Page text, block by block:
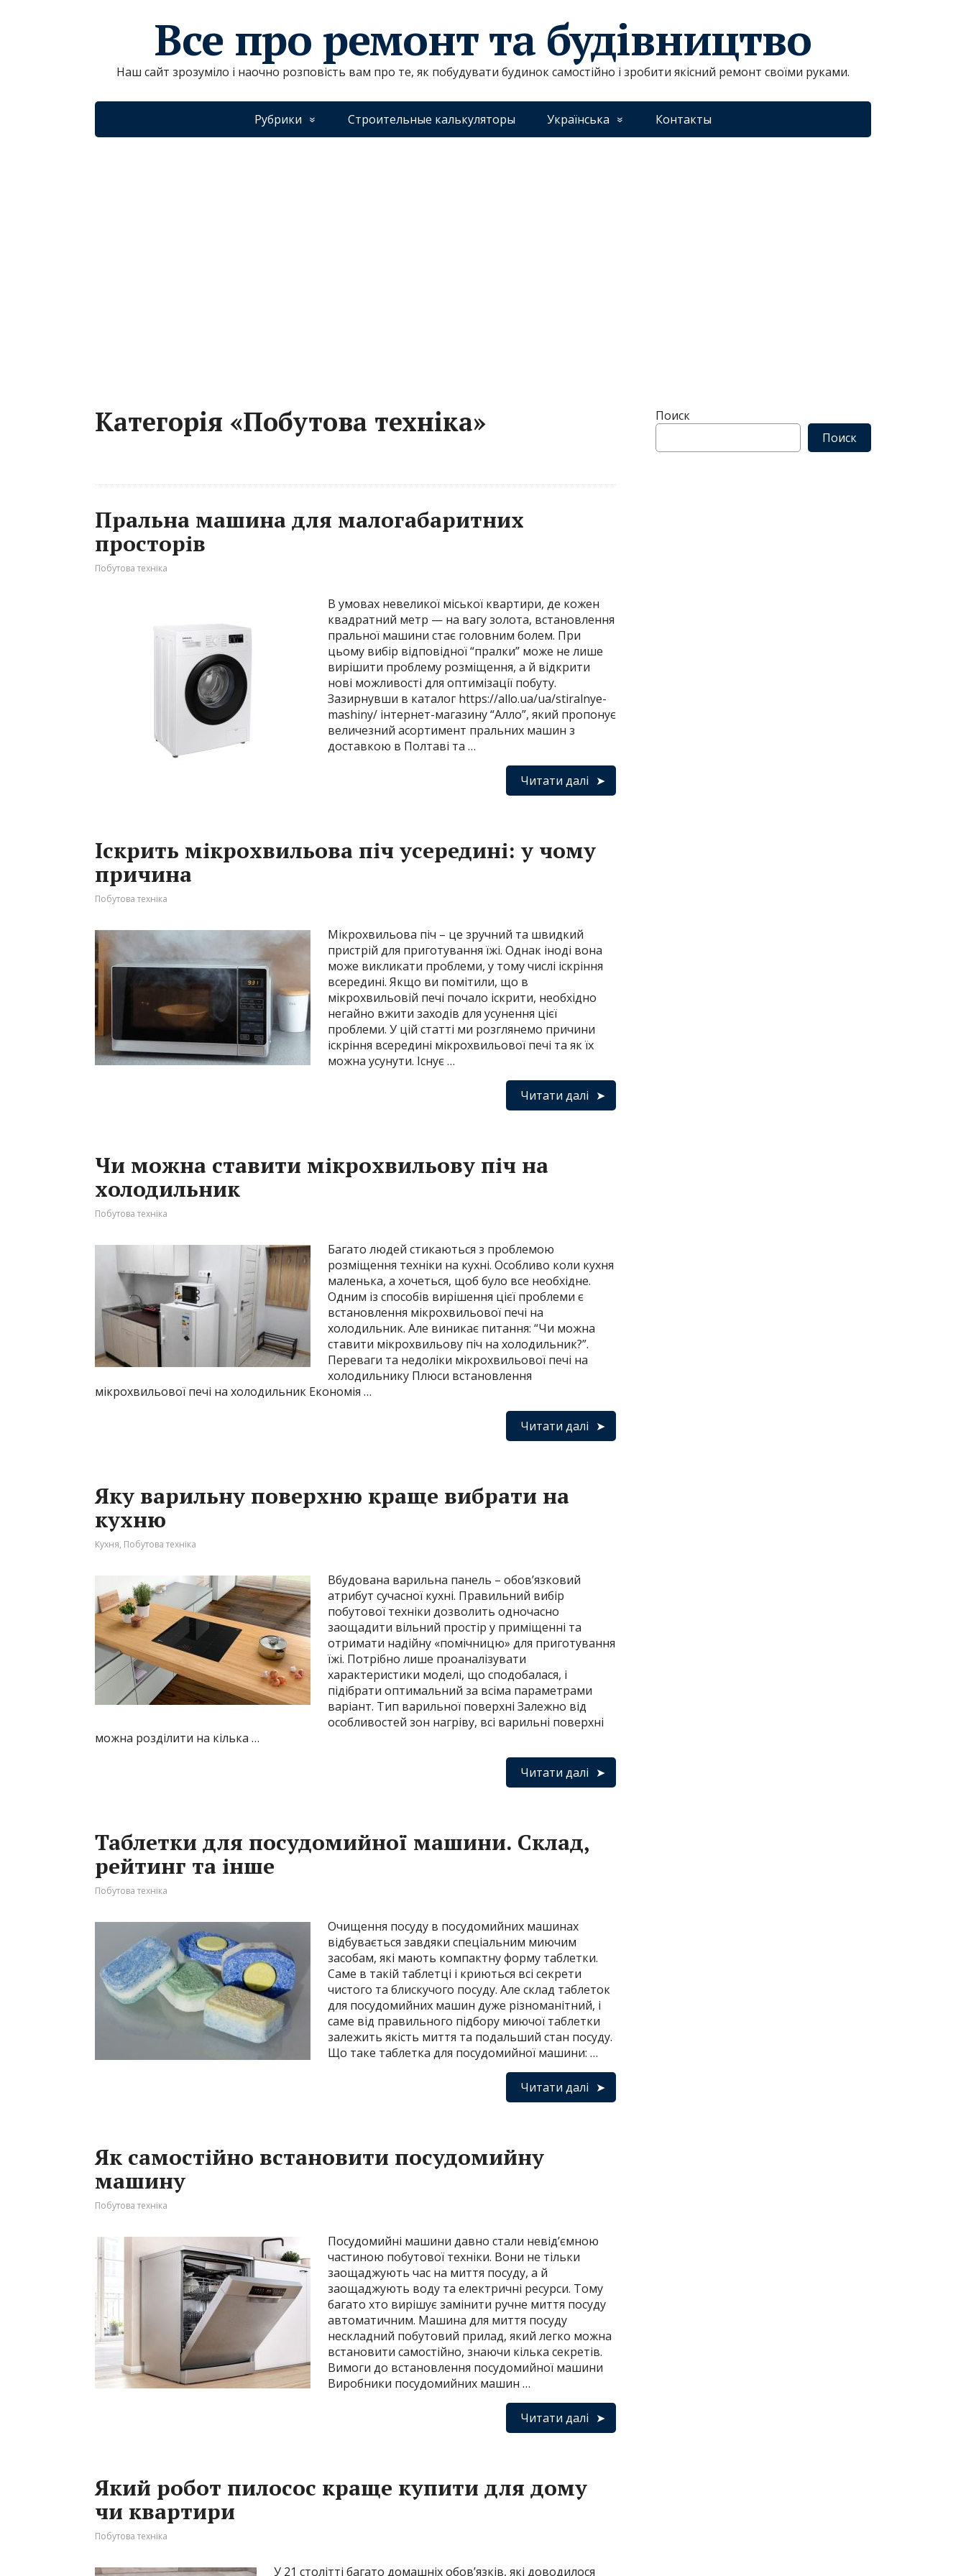
Все про ремонт та будівництво
Наш сайт зрозуміло і наочно розповість вам про те, як побудувати будинок самостійно і зробити якісний ремонт своїми руками.
Рубрики Строительные калькуляторы Українська Контакты
Категорія «Побутова техніка»
Пральна машина для малогабаритних
просторів
Побутова техніка
В умовах невеликої міської квартири, де кожен
квадратний метр — на вагу золота, встановлення
пральної машини стає головним болем. При
цьому вибір відповідної “пралки” може не лише
вирішити проблему розміщення, а й відкрити
нові можливості для оптимізації побуту.
Зазирнувши в каталог https://allo.ua/ua/stiralnye-
mashiny/ інтернет-магазину “Алло”, який пропонує
величезний асортимент пральних машин з
доставкою в Полтаві та …
Читати далі
Іскрить мікрохвильова піч усередині: у чому
причина
Побутова техніка
Мікрохвильова піч – це зручний та швидкий
пристрій для приготування їжі. Однак іноді вона
може викликати проблеми, у тому числі іскріння
всередині. Якщо ви помітили, що в
мікрохвильовій печі почало іскрити, необхідно
негайно вжити заходів для усунення цієї
проблеми. У цій статті ми розглянемо причини
іскріння всередині мікрохвильової печі та як їх
можна усунути. Існує …
Читати далі
Чи можна ставити мікрохвильову піч на
холодильник
Побутова техніка
Багато людей стикаються з проблемою
розміщення техніки на кухні. Особливо коли кухня
маленька, а хочеться, щоб було все необхідне.
Одним із способів вирішення цієї проблеми є
встановлення мікрохвильової печі на
холодильник. Але виникає питання: “Чи можна
ставити мікрохвильову піч на холодильник?”.
Переваги та недоліки мікрохвильової печі на
холодильнику Плюси встановлення
мікрохвильової печі на холодильник Економія …
Читати далі
Яку варильну поверхню краще вибрати на
кухню
Кухня, Побутова техніка
Вбудована варильна панель – обов’язковий
атрибут сучасної кухні. Правильний вибір
побутової техніки дозволить одночасно
заощадити вільний простір у приміщенні та
отримати надійну «помічницю» для приготування
їжі. Потрібно лише проаналізувати
характеристики моделі, що сподобалася, і
підібрати оптимальний за всіма параметрами
варіант. Тип варильної поверхні Залежно від
особливостей зон нагріву, всі варильні поверхні
можна розділити на кілька …
Читати далі
Таблетки для посудомийної машини. Склад,
рейтинг та інше
Побутова техніка
Очищення посуду в посудомийних машинах
відбувається завдяки спеціальним миючим
засобам, які мають компактну форму таблетки.
Саме в такій таблетці і криються всі секрети
чистого та блискучого посуду. Але склад таблеток
для посудомийних машин дуже різноманітний, і
саме від правильного підбору миючої таблетки
залежить якість миття та подальший стан посуду.
Що таке таблетка для посудомийної машини: …
Читати далі
Як самостійно встановити посудомийну
машину
Побутова техніка
Посудомийні машини давно стали невід’ємною
частиною побутової техніки. Вони не тільки
заощаджують час на миття посуду, а й
заощаджують воду та електричні ресурси. Тому
багато хто вирішує замінити ручне миття посуду
автоматичним. Машина для миття посуду
нескладний побутовий прилад, який легко можна
встановити самостійно, знаючи кілька секретів.
Вимоги до встановлення посудомийної машини
Виробники посудомийних машин …
Читати далі
Який робот пилосос краще купити для дому
чи квартири
Побутова техніка
У 21 столітті багато домашніх обов’язків, які доводилося
Поиск
Поиск